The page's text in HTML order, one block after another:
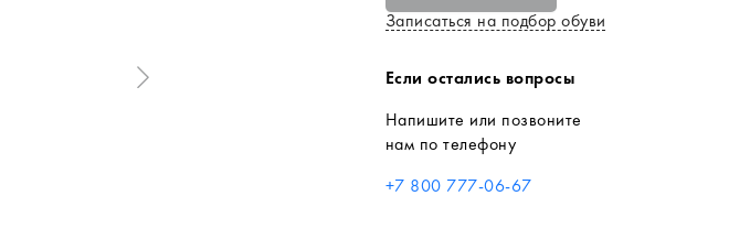
Записаться на подбор обуви
Если остались вопросы
Напишите или позвоните
нам по телефону
+7 800 777-06-67